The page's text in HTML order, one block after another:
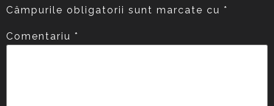
Câmpurile obligatorii sunt marcate cu *
Comentariu *